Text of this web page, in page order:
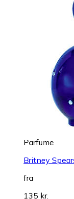
Parfume
Britney
fra
135 kr.